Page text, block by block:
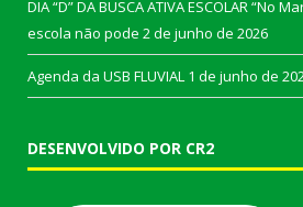
DIA “D” DA BUSCA ATIVA ESCOLAR “No
escola não pode 2 de junho de 2026
Agenda da USB FLUVIAL 1 de junho de
DESENVOLVIDO POR CR2